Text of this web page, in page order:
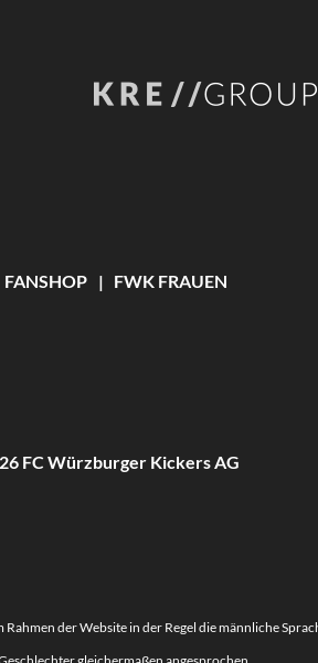
FANSHOP FWK FRAUEN
FC Würzburger Kickers AG
der Website in der Regel die männliche